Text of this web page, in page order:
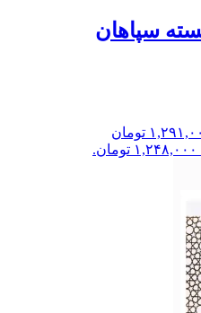
قیمت اصلی: ۱,۲۹۱,۰۰۰ تومان